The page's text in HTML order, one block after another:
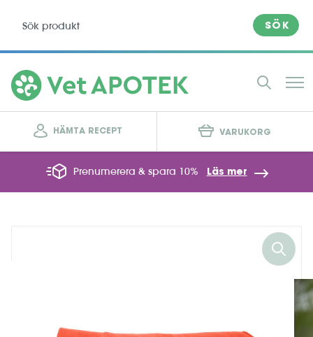
SÖK
HÄMTA RECEPT VARUKORG
Prenumerera & spara 10% Läs mer